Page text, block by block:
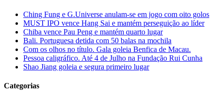
Ching Fung e G.Universe anulam-se em jogo com oito golos
MUST IPO vence Hang Sai e mantém perseguição ao líder
Chiba vence Pau Peng e mantém quarto lugar
Bali. Portuguesa detida com 50 balas na mochila
Com os olhos no título. Gala goleia Benfica de Macau.
Pessoa caligráfico. Até 4 de Julho na Fundação Rui Cunha
Shao Jiang goleia e segura primeiro lugar
Categorias